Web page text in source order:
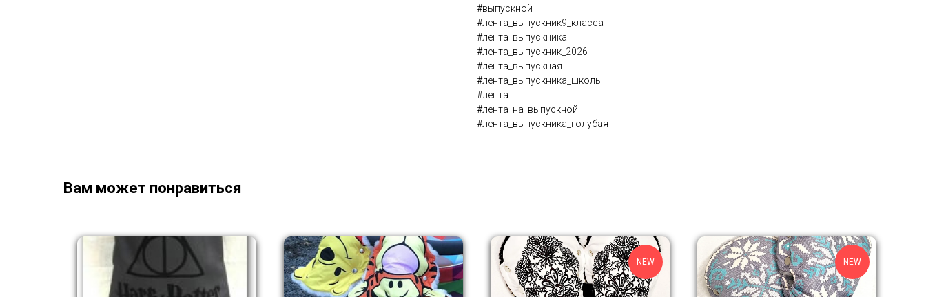
#выпускной
#лента_выпускник9_класса
#лента_выпускника
#лента_выпускник_2026
#лента_выпускная
#лента_выпускника_школы
#лента
#лента_на_выпускной
#лента_выпускника_голубая
Вам может понравиться
NEW NEW